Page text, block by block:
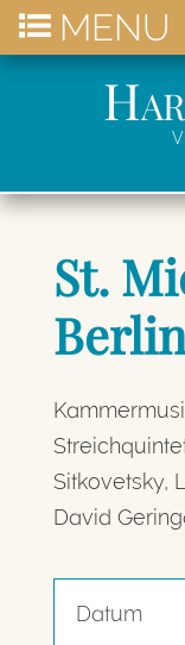
MENU
St.
Berlin
Sitkovetsky,
David
Datum